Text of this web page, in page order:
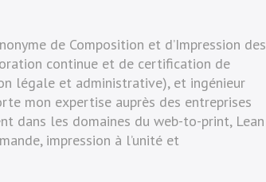
de Composition et d’Impression des
continue et de certification de
légale et administrative), et ingénieur
mon expertise auprès des entreprises
dans les domaines du web-to-print, Lean
impression à l’unité et